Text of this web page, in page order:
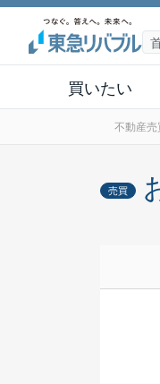
買いたい
不動産売
売買